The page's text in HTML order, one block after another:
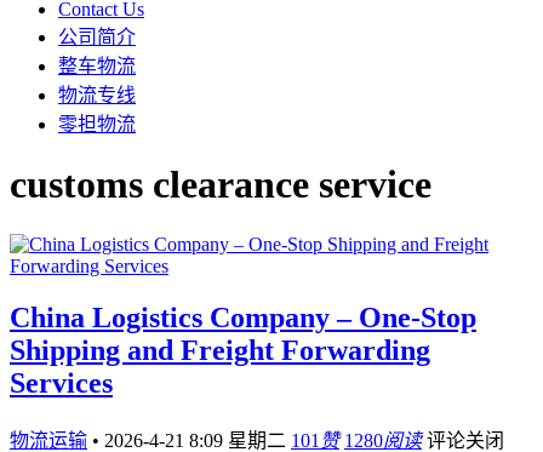
Contact Us
公司简介
整车物流
物流专线
零担物流
customs clearance service
China Logistics Company – One-Stop
Shipping and Freight Forwarding
Services
物流运输 • 2026-4-21 8:09 星期二 101 赞 1280阅读 评论关闭